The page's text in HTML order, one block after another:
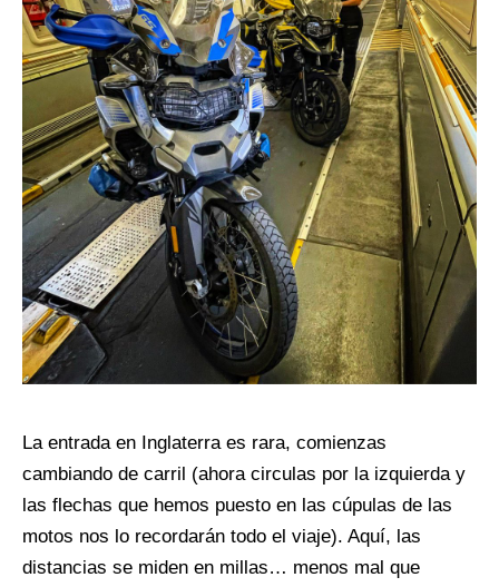
La entrada en Inglaterra es rara, comienzas
cambiando de carril (ahora circulas por la izquierda y
las flechas que hemos puesto en las cúpulas de las
motos nos lo recordarán todo el viaje). Aquí, las
distancias se miden en millas… menos mal que